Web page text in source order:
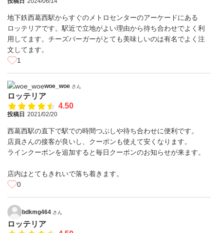
地下鉄西葛西駅からすぐのメトロセンターのアーケードにある
ロッテリアです。駅近で立地がよい理由から待ち合わせでよく利
用してます。チーズバーガーがとても美味しいのは有名でよく注
文してます。
1
woe_woe さん
ロッテリア
4.50
投稿日 2021/02/20
西葛西駅の直下で駅での時間つぶしや待ち合わせに便利です。
店員さんの接客が良いし、クーポンも使えて安くなります。
ラインクーポンを追加すると毎日クーポンのお知らせが来ます。
店内はとてもきれいで落ち着きます。
0
bdkmg464 さん
ロッテリア